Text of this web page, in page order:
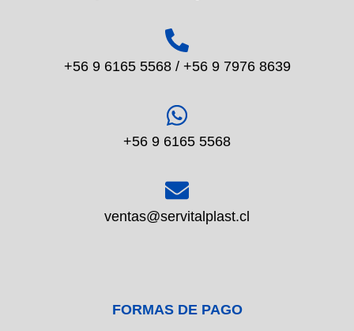
+56 9 6165 5568 / +56 9 7976 8639
+56 9 6165 5568
ventas@servitalplast.cl
FORMAS DE PAGO